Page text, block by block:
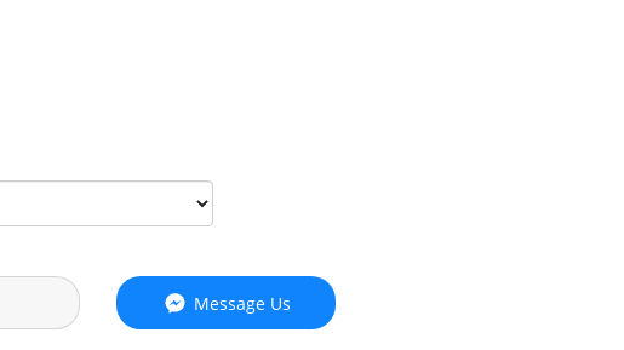
Message Us